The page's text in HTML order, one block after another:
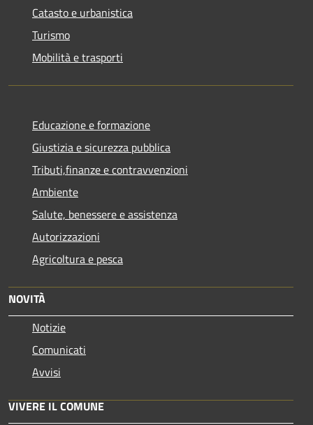
Catasto e urbanistica
Turismo
Mobilità e trasporti
Educazione e formazione
Giustizia e sicurezza pubblica
Tributi,finanze e contravvenzioni
Ambiente
Salute, benessere e assistenza
Autorizzazioni
Agricoltura e pesca
NOVITÀ
Notizie
Comunicati
Avvisi
VIVERE IL COMUNE